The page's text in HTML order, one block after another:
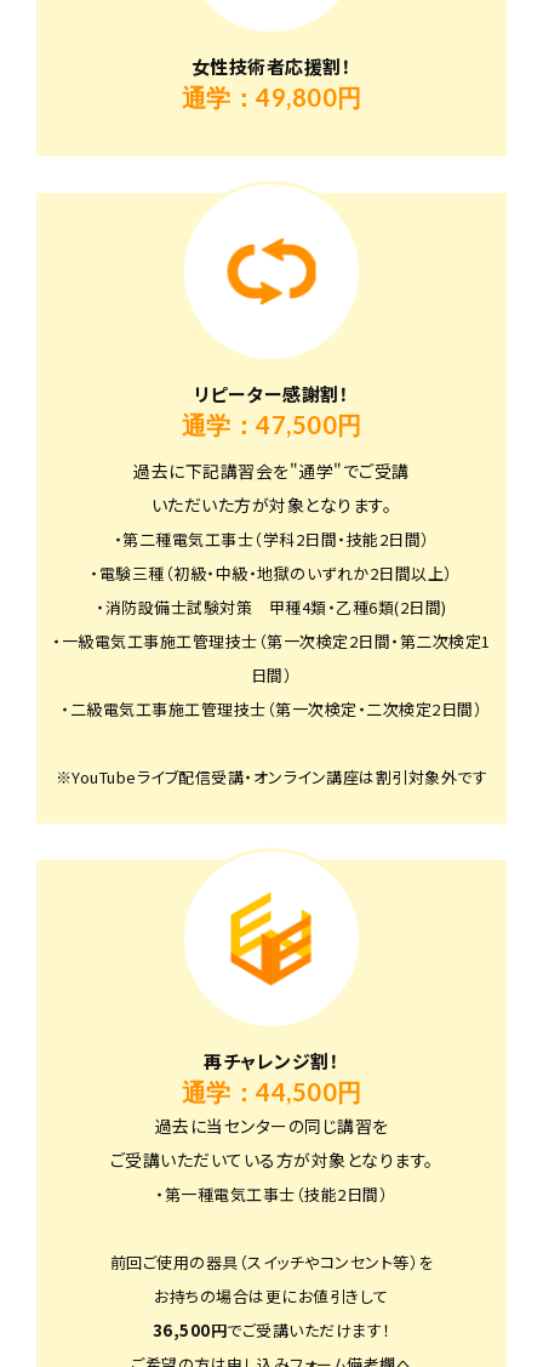
女性技術者応援割！
通学：49,800円
リピーター感謝割！
通学：47,500円
過去に下記講習会を"通学"でご受講
いただいた方が対象となります。
・第二種電気工事士（学科2日間・技能2日間）
・電験三種（初級・中級・地獄のいずれか2日間以上）
・消防設備士試験対策 甲種4類・乙種6類(2日間)
・一級電気工事施工管理技士（第一次検定2日間・第二次検定1
日間）
・二級電気工事施工管理技士（第一次検定・二次検定2日間）
※YouTubeライブ配信受講・オンライン講座は割引対象外です
再チャレンジ割！
通学：44,500円
過去に当センターの同じ講習を
ご受講いただいている方が対象となります。
・第一種電気工事士（技能2日間）
前回ご使用の器具（スイッチやコンセント等）を
お持ちの場合は更にお値引きして
36,500円でご受講いただけます！